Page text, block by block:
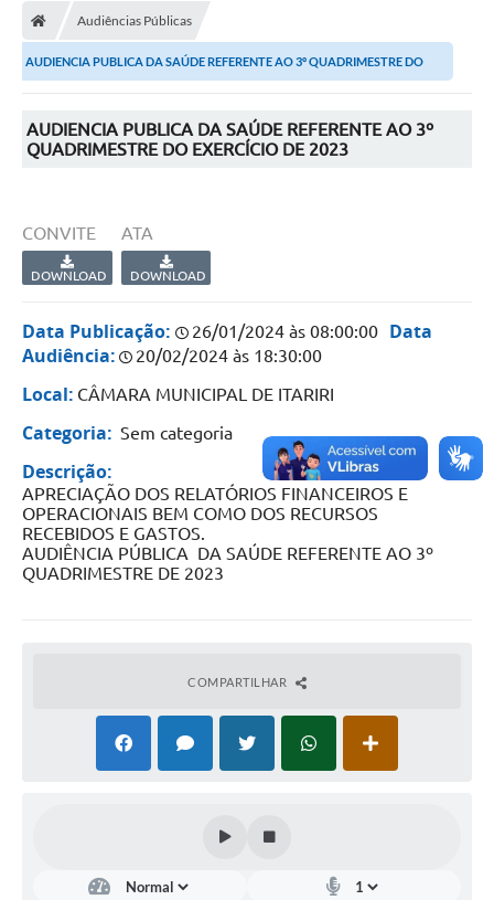
Audiências Públicas
AUDIENCIA PUBLICA DA SAÚDE REFERENTE AO 3º QUADRIMESTRE DO
AUDIENCIA PUBLICA DA SAÚDE REFERENTE AO 3º
QUADRIMESTRE DO EXERCÍCIO DE 2023
CONVITE
DOWNLOAD
ATA
DOWNLOAD
Data Publicação: 26/01/2024 às 08:00:00
Data
Audiência:
20/02/2024 às 18:30:00
Local: CÂMARA MUNICIPAL DE ITARIRI
Categoria: Sem categoria
Descrição:
APRECIAÇÃO DOS RELATÓRIOS FINANCEIROS E
OPERACIONAIS BEM COMO DOS RECURSOS
RECEBIDOS E GASTOS.
AUDIÊNCIA PÚBLICA DA SAÚDE REFERENTE AO 3º
QUADRIMESTRE DE 2023
COMPARTILHAR